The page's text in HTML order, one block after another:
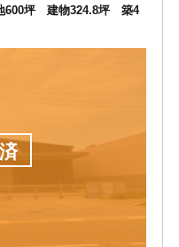
600坪 建物324.8坪 築4